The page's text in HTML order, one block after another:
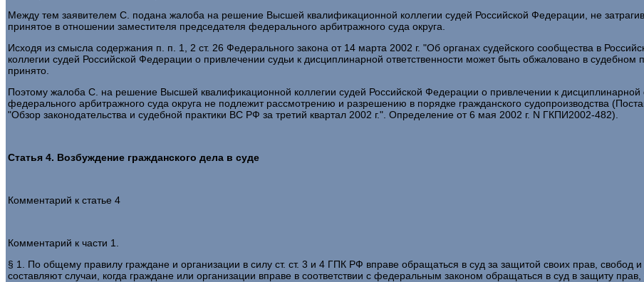
Между тем заявителем С. подана жалоба на решение Высшей квалификационной коллегии судей Российской Федерации, не
принятое в отношении заместителя председателя федерального арбитражного суда округа.
Исходя из смысла содержания п. п. 1, 2 ст. 26 Федерального закона от 14 марта 2002 г. "Об органах судейского сообщества в
коллегии судей Российской Федерации о привлечении судьи к дисциплинарной ответственности может быть обжаловано в
принято.
Поэтому жалоба С. на решение Высшей квалификационной коллегии судей Российской Федерации о привлечении к дисциплинарной
федерального арбитражного суда округа не подлежит рассмотрению и разрешению в порядке гражданского судопроизводства
"Обзор законодательства и судебной практики ВС РФ за третий квартал 2002 г.". Определение от 6 мая 2002 г. N ГКПИ2002-482).
Статья 4. Возбуждение гражданского дела в суде
Комментарий к статье 4
Комментарий к части 1.
§ 1. По общему правилу граждане и организации в силу ст. ст. 3 и 4 ГПК РФ вправе обращаться в суд за защитой своих прав, свобод
составляют случаи, когда граждане или организации вправе в соответствии с федеральным законом обращаться в суд в защиту прав,